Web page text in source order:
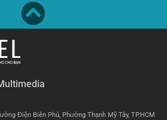
Điện Biên Phủ, Phường Thạnh Mỹ Tây, TP.HCM